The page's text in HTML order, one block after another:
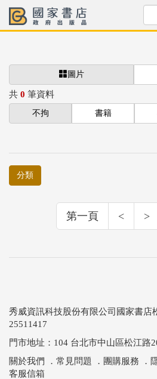
圖片
共 0 筆資料
不拘 書籍
分類
第一頁 < >
秀威資訊科技股份有限公司國家書
25511417
門市地址：104 台北市中山區松江路
關於我們 ． 常見問題 ． 團購服務 ．
客服信箱